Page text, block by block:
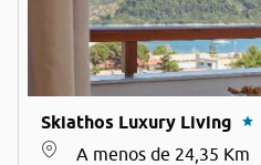
Skiathos Luxury Living
A menos de 24,35 Km